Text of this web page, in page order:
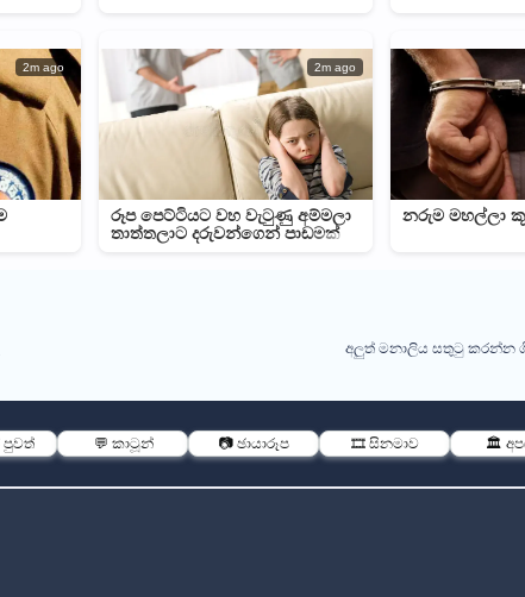
2m ago 2m ago
රූප පෙට්ටියට වහ වැටුණු අම්මලා
තාත්තලාට දරුවන්ගෙන් පාඩමක්
නරුම මහල්ලා
අලුත් මනාලිය සතුටු කරන්න
පුවත් 💬 කාටූන් 📷 ඡායාරූප 🎞️ සිනමාව 🏛️